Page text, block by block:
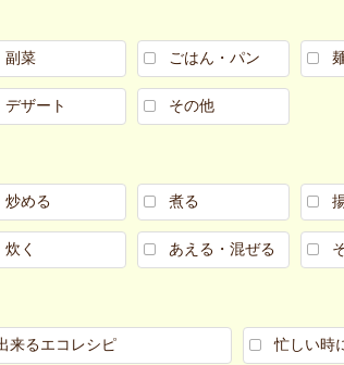
副菜 ごはん・パン
デザート その他
炒める 煮る
炊く あえる・混ぜる
来るエコレシピ 忙しい時